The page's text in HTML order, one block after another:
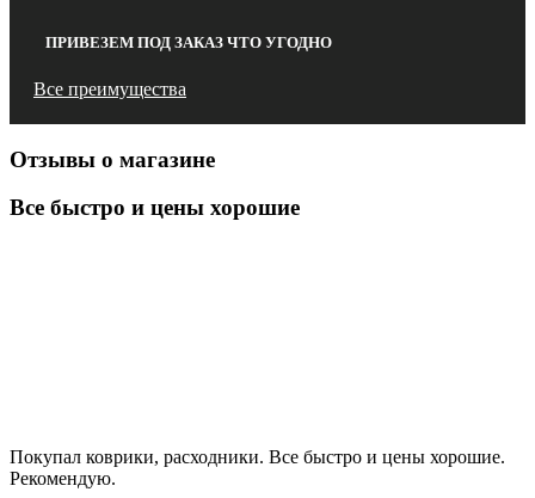
ПРИВЕЗЕМ ПОД ЗАКАЗ ЧТО УГОДНО
Все преимущества
Отзывы о магазине
Все быстро и цены хорошие
Покупал коврики, расходники. Все быстро и цены хорошие.
Рекомендую.